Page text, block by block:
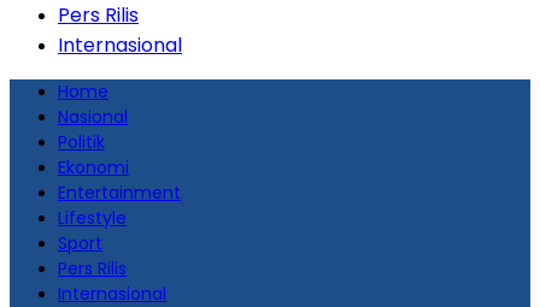
Pers Rilis
Internasional
Home
Nasional
Politik
Ekonomi
Entertainment
Lifestyle
Sport
Pers Rilis
Internasional